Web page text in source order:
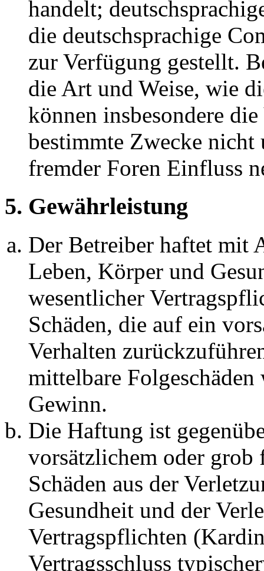
handelt;
die deutschsprachige
zur Verfügung gestellt.
die Art und Weise, wie
können insbesondere
bestimmte Zwecke nicht
fremder Foren Einfluss
5. Gewährleistung
Der Betreiber haftet mit
Leben, Körper und
wesentlicher
Schäden, die auf ein
Verhalten
mittelbare Folgeschäden
Gewinn.
Die Haftung ist
vorsätzlichem oder grob
Schäden aus der
Gesundheit und der
Vertragspflichten
Vertragsschluss